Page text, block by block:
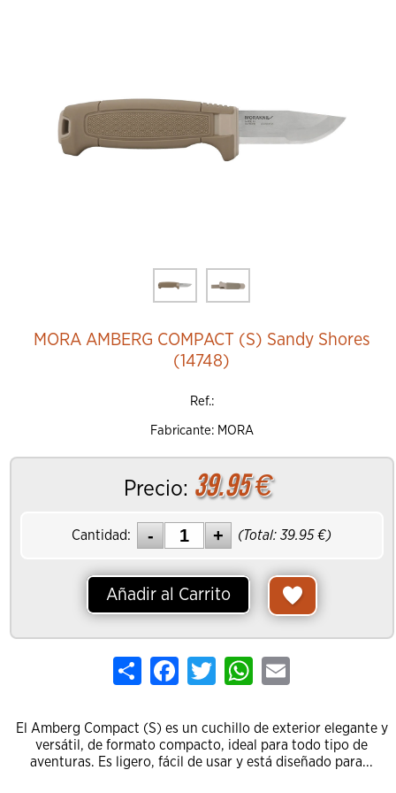
MORA AMBERG COMPACT (S) Sandy Shores
(14748)
Ref.:
Fabricante: MORA
Precio: 39.95€
Cantidad: (Total:39.95€)
Añadir al Carrito
Share FacebookTwitter WhatsApp
El Amberg Compact (S) es un cuchillo de exterior elegante y
versátil, de formato compacto, ideal para todo tipo de
aventuras. Es ligero, fácil de usar y está diseñado para...